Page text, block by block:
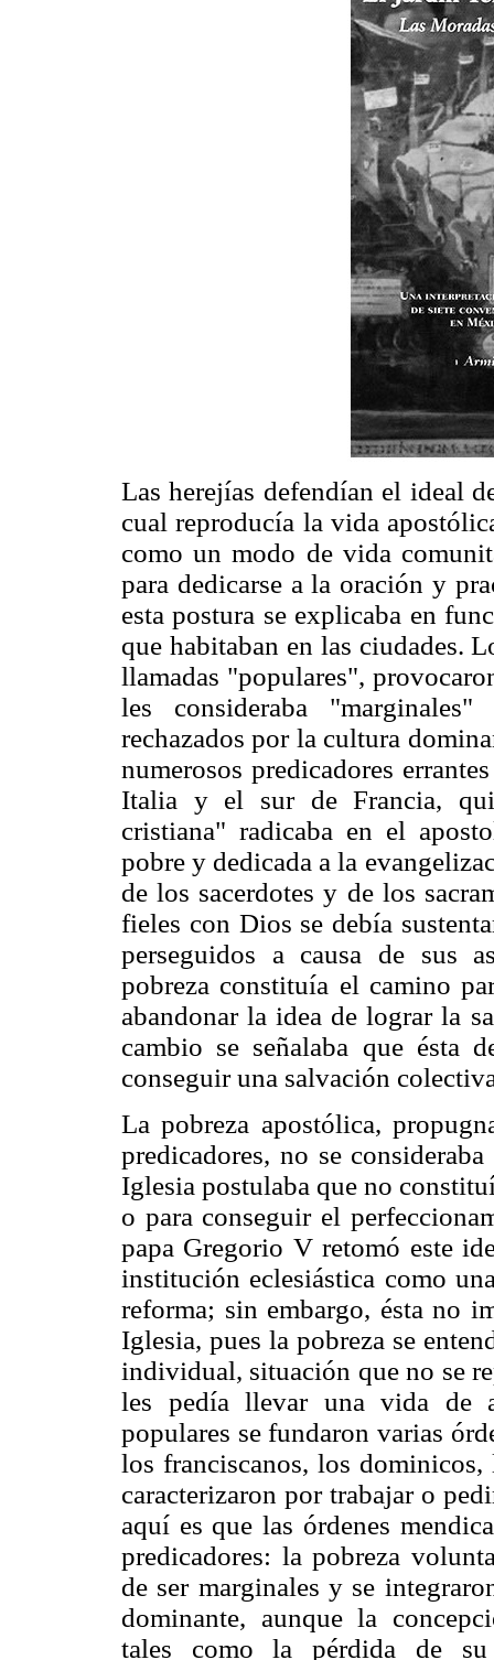
Las herejías defendían el ideal
cual reproducía la vida
como un modo de vida
para dedicarse a la oración y
esta postura se explicaba en
que habitaban en las ciudades.
llamadas "populares",
les consideraba
rechazados por la cultura
numerosos predicadores
Italia y el sur de Francia,
cristiana" radicaba en el
pobre y dedicada a la
de los sacerdotes y de los
fieles con Dios se debía
perseguidos a causa de sus
pobreza constituía el camino
abandonar la idea de lograr la
cambio se señalaba que ésta
conseguir una salvación
La pobreza apostólica,
predicadores, no se
Iglesia postulaba que no
o para conseguir el
papa Gregorio V retomó este
institución eclesiástica como
reforma; sin embargo, ésta no
Iglesia, pues la pobreza se
individual, situación que no se
les pedía llevar una vida de
populares se fundaron varias
los franciscanos, los
caracterizaron por trabajar o
aquí es que las órdenes
predicadores: la pobreza
de ser marginales y se
dominante, aunque la
tales como la pérdida de su